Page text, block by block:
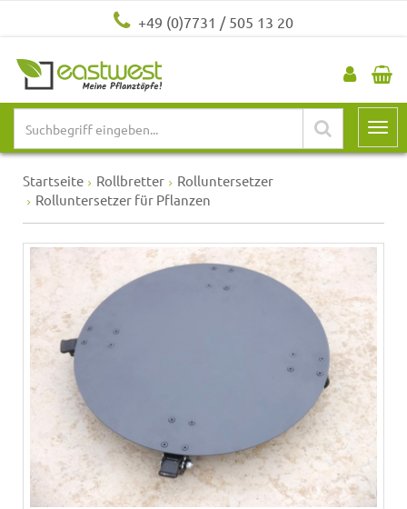
+49 (0)7731 / 505 13 20
Startseite Rollbretter
Rolluntersetzer
Rolluntersetzer für Pflanzen